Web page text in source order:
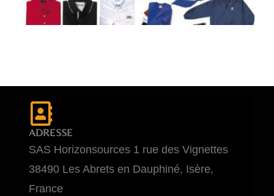
ADRESSE
SAS Horizonsources 1 rue des Vignettes
38490 Les Abrets en Dauphiné, Isère,
France